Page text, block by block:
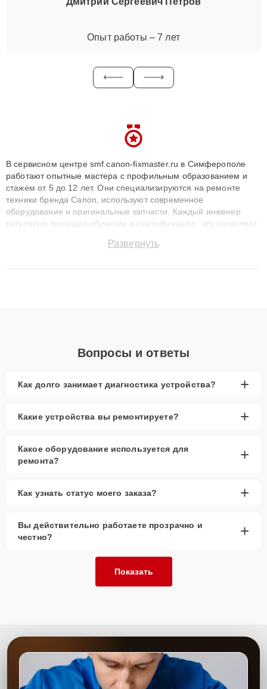
Опыт работы – 7 лет
В сервисном центре smf.canon-fixmaster.ru в Симферополе
работают опытные мастера с профильным образованием и
стажем от 5 до 12 лет. Они специализируются на ремонте
техники бренда Canon, используют современное
оборудование и оригинальные запчасти. Каждый инженер
регулярно проходит обучение и сертификацию, что позволяет
технику с сохранением гарантии до 3 лет. Наши мастера
Развернуть
Вопросы и ответы
Как долго занимает диагностика устройства? +
Какие устройства вы ремонтируете? +
Какое оборудование используется для
ремонта?
+
Как узнать статус моего заказа? +
Вы действительно работаете прозрачно и
честно?
+
Показать